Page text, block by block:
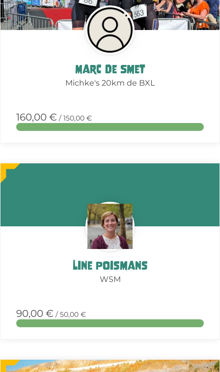
Marc De Smet
Michke's 20km de BXL
160,00 € / 150,00 €
Line Poismans
WSM
90,00 € / 50,00 €
More
about
this
More